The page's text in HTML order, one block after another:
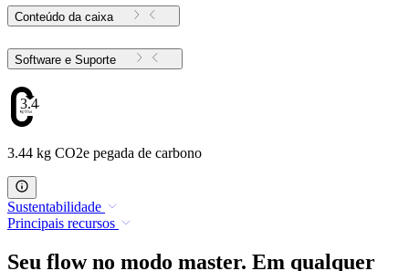
Conteúdo da caixa
Software e Suporte
3.44
3.44 kg CO2e pegada de carbono
Sustentabilidade
Principais recursos
Seu flow no modo master. Em qualquer